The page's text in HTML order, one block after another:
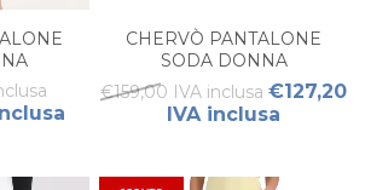
CHERVÒ PANTALONE
SODA DONNA
€159,00 IVA inclusa €127,20
IVA inclusa